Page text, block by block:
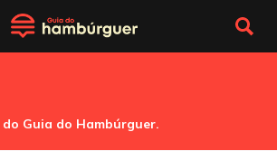
Guia do Hambúrguer.